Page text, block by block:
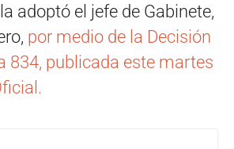
adoptó el jefe de Gabinete,
por medio de la Decisión
834, publicada este martes